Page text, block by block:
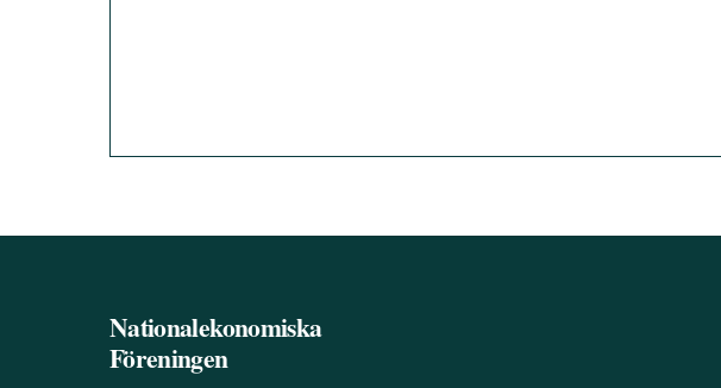
Nationalekonomiska
Föreningen